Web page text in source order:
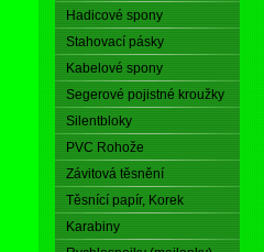
Hadicové spony
Stahovací pásky
Kabelové spony
Segerové pojistné kroužky
Silentbloky
PVC Rohože
Závitová těsnění
Těsnící papír, Korek
Karabiny